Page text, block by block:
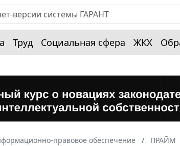
Труд Социальная сфера ЖКХ
правовое обеспечение ПРАЙМ